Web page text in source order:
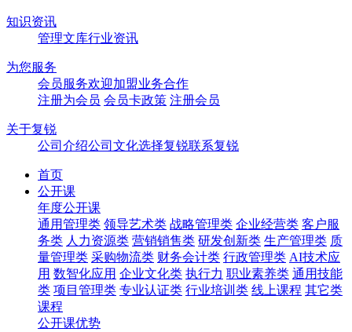
知识资讯
管理文库行业资讯
为您服务
会员服务欢迎加盟业务合作
注册为会员 会员卡政策 注册会员
关于复锐
公司介绍公司文化选择复锐联系复锐
首页
公开课
年度公开课
通用管理类 领导艺术类 战略管理类 企业经营类 客户服
务类 人力资源类 营销销售类 研发创新类 生产管理类 质
量管理类 采购物流类 财务会计类 行政管理类 AI技术应
用 数智化应用 企业文化类 执行力 职业素养类 通用技能
类 项目管理类 专业认证类 行业培训类 线上课程 其它类
课程
公开课优势